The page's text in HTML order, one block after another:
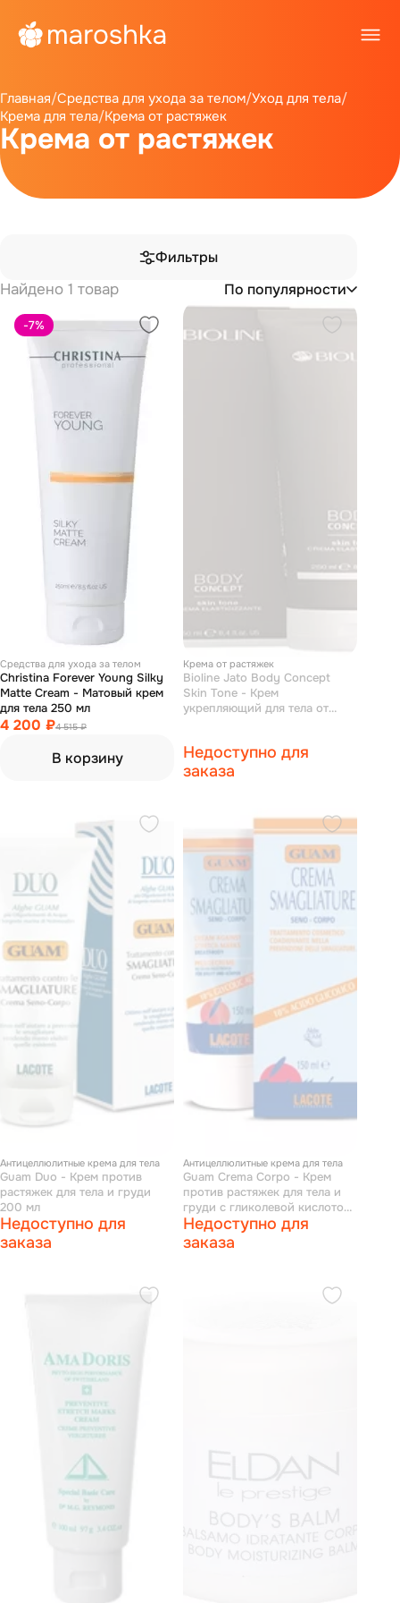
Главная/Средства для ухода за телом/Уход для тела/
Крема для тела/Крема от растяжек
Крема от растяжек
Фильтры
Найдено 1 товар
По популярности
-7%
Средства для ухода за телом
Christina Forever Young Silky
Matte Cream - Матовый крем
для тела 250 мл
4 200 ₽4 515 ₽
В корзину
Крема от растяжек
Bioline Jato Body Concept
Skin Tone - Крем
укрепляющий для тела от
Недоступно для
заказа
Антицеллюлитные крема для тела
Guam Duo - Крем против
растяжек для тела и груди
200 мл
Недоступно для
заказа
Антицеллюлитные крема для тела
Guam Crema Corpo - Крем
против растяжек для тела и
груди с гликолевой кислотой
150 мл
Недоступно для
заказа